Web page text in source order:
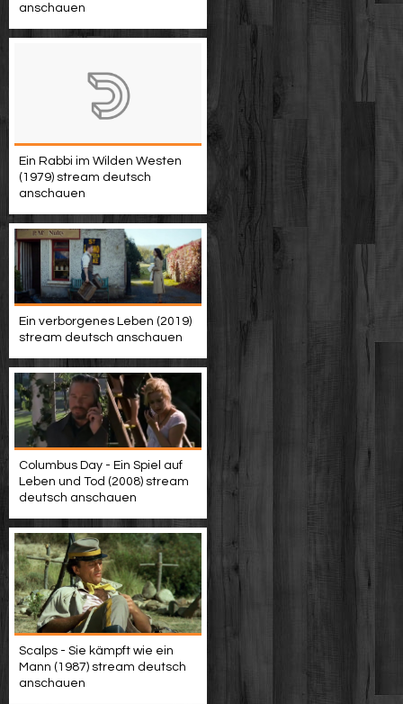
anschauen
Ein Rabbi im Wilden Westen
(1979) stream deutsch
anschauen
Ein verborgenes Leben (2019)
stream deutsch anschauen
Columbus Day - Ein Spiel auf
Leben und Tod (2008) stream
deutsch anschauen
Scalps - Sie kämpft wie ein
Mann (1987) stream deutsch
anschauen